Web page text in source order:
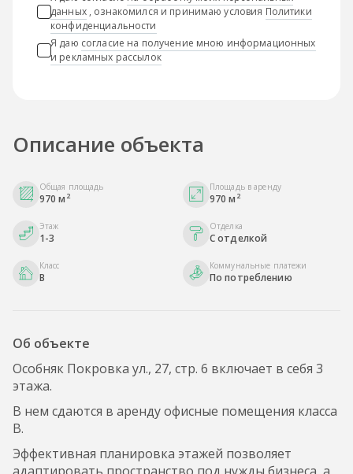
данных, ознакомился и принимаю условия Политики
конфиденциальности
Я даю согласие на получение мною информационных
и рекламных рассылок
Описание объекта
Общая площадь
970 м 2
Площадь в аренду
970 м 2
Этаж
1-3
Отделка
С отделкой
Класс
B
Коммунальные платежи
По потреблению
Об объекте
Особняк Покровка ул., 27, стр. 6 включает в себя 3
этажа.
В нем сдаются в аренду офисные помещения класса
B.
Эффективная планировка этажей позволяет